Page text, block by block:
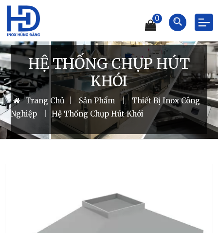
0
HỆ THỐNG CHỤP HÚT
KHÓI
Trang Chủ Sản Phẩm |
Thiết Bị Inox Công
Nghiệp
Hệ Thống Chụp Hút Khói